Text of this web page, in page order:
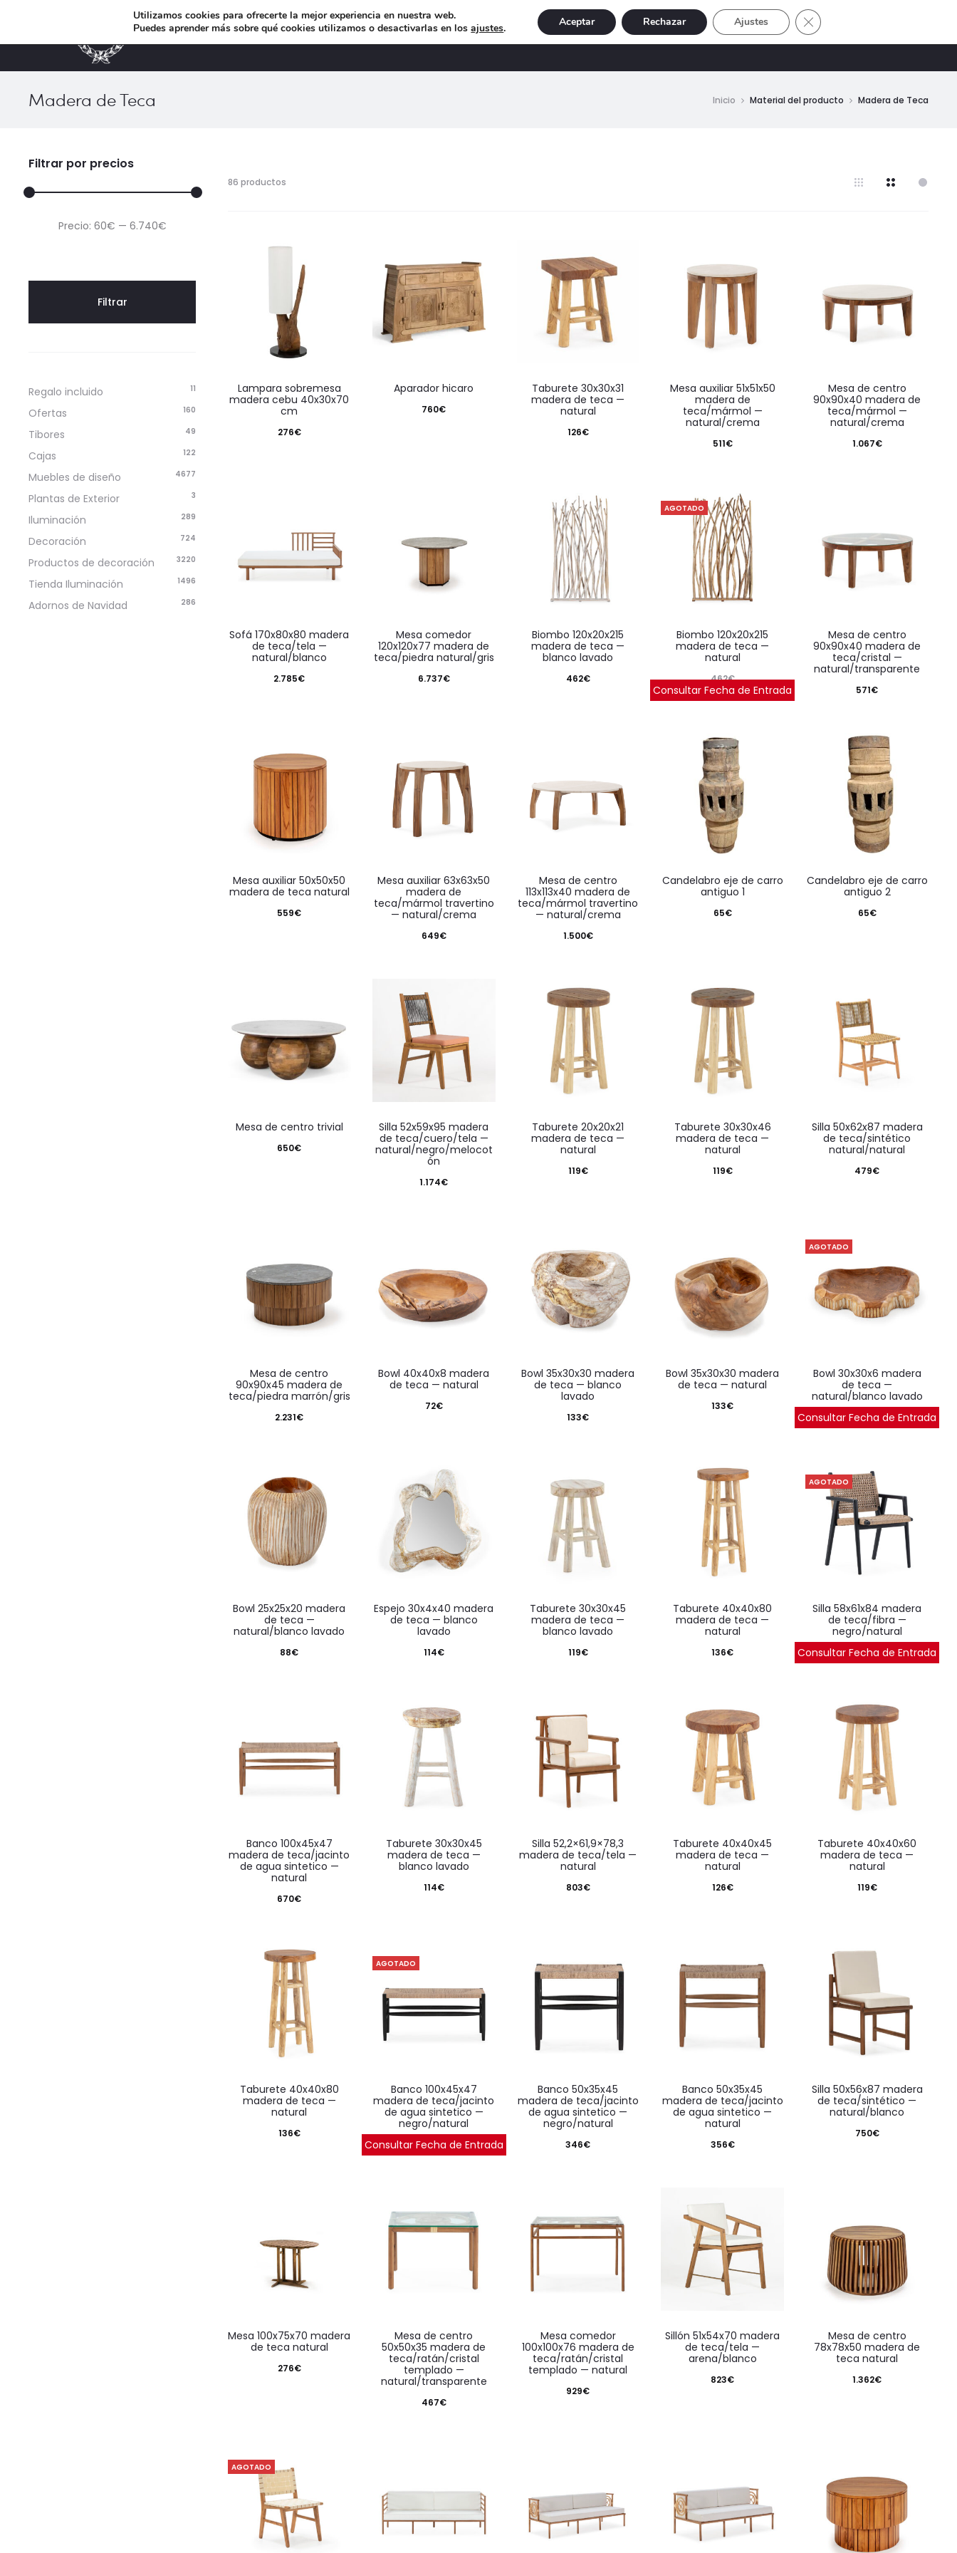
MUEBLES DE DISEÑO ILUMINACIÓN NAVIDAD EXCLUSIVE OFERTAS Buscar
Madera de Teca Inicio Material del producto Madera de Teca
86 productos
Ordenado
por
los
últimos
lampara sobremesa
madera cebu 40x30x70
cm
276€
aparador hicaro
760€
taburete 30x30x31
madera de teca —
natural
126€
mesa auxiliar 51x51x50
madera de
teca/mármol —
natural/crema
511€
mesa de centro
90x90x40 madera de
teca/mármol —
natural/crema
1.067€
sofá 170x80x80 madera
de teca/tela —
natural/blanco
2.785€
mesa comedor
120x120x77 madera de
teca/piedra natural/gris
6.737€
biombo 120x20x215
madera de teca —
blanco lavado
462€
AGOTADO
biombo 120x20x215
madera de teca —
natural
462€
Consultar Fecha de Entrada
mesa de centro
90x90x40 madera de
teca/cristal —
natural/transparente
571€
mesa auxiliar 50x50x50
madera de teca natural
559€
mesa auxiliar 63x63x50
madera de
teca/mármol travertino
— natural/crema
649€
mesa de centro
113x113x40 madera de
teca/mármol travertino
— natural/crema
1.500€
candelabro eje de carro
antiguo 1
65€
candelabro eje de carro
antiguo 2
65€
mesa de centro trivial
650€
silla 52x59x95 madera
de teca/cuero/tela —
natural/negro/melocot
ón
1.174€
taburete 20x20x21
madera de teca —
natural
119€
taburete 30x30x46
madera de teca —
natural
119€
silla 50x62x87 madera
de teca/sintético
natural/natural
479€
mesa de centro
90x90x45 madera de
teca/piedra marrón/gris
2.231€
bowl 40x40x8 madera
de teca — natural
72€
bowl 35x30x30 madera
de teca — blanco
lavado
133€
bowl 35x30x30 madera
de teca — natural
133€
AGOTADO
bowl 30x30x6 madera
de teca —
natural/blanco lavado
88€
Consultar Fecha de Entrada
bowl 25x25x20 madera
de teca —
natural/blanco lavado
88€
espejo 30x4x40 madera
de teca — blanco
lavado
114€
taburete 30x30x45
madera de teca —
blanco lavado
119€
taburete 40x40x80
madera de teca —
natural
136€
AGOTADO
silla 58x61x84 madera
de teca/fibra —
negro/natural
653€
Consultar Fecha de Entrada
banco 100x45x47
madera de teca/jacinto
de agua sintetico —
natural
670€
taburete 30x30x45
madera de teca —
blanco lavado
114€
silla 52,2×61,9×78,3
madera de teca/tela —
natural
803€
taburete 40x40x45
madera de teca —
natural
126€
taburete 40x40x60
madera de teca —
natural
119€
taburete 40x40x80
madera de teca —
natural
136€
AGOTADO
banco 100x45x47
madera de teca/jacinto
de agua sintetico —
negro/natural
651€
Consultar Fecha de Entrada
banco 50x35x45
madera de teca/jacinto
de agua sintetico —
negro/natural
346€
banco 50x35x45
madera de teca/jacinto
de agua sintetico —
natural
356€
silla 50x56x87 madera
de teca/sintético —
natural/blanco
750€
mesa 100x75x70 madera
de teca natural
276€
mesa de centro
50x50x35 madera de
teca/ratán/cristal
templado —
natural/transparente
467€
mesa comedor
100x100x76 madera de
teca/ratán/cristal
templado — natural
929€
sillón 51x54x70 madera
de teca/tela —
arena/blanco
823€
mesa de centro
78x78x50 madera de
teca natural
1.362€
AGOTADO
Filtrar por precios
Precio
Precio
Filtrar
Precio: 60€ — 6.740€
Regalo incluido 11
Ofertas 160
Tibores 49
Cajas 122
Muebles de diseño 4677
Plantas de Exterior 3
Iluminación 289
Decoración 724
Productos de decoración 3220
Tienda Iluminación 1496
Adornos de Navidad 286
Utilizamos cookies para ofrecerte la mejor experiencia en nuestra web.
Puedes aprender más sobre qué cookies utilizamos o desactivarlas en losajustes. Aceptar Rechazar Ajustes Cerrar el banner de cookies